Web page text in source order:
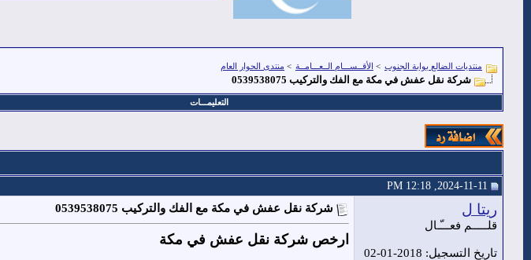
منتديات الضالع بوابة الجنوب > الأقــســـام الــعـــامــة > منتدى الحوار العام
شركة نقل عفش في مكة مع الفك والتركيب 0539538075
التعليمـــات
ريتا ل
قلـــــم فعـــّـال
تاريخ التسجيل: 2018-01-02
شركة نقل عفش في مكة مع الفك والتركيب 0539538075
ارخص شركة نقل عفش في مكة